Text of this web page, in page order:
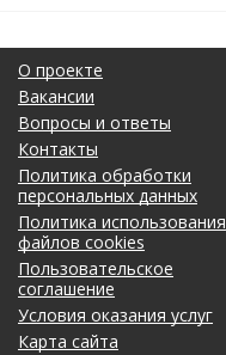
О проекте
Вакансии
Вопросы и ответы
Контакты
Политика обработки
персональных данных
Политика использования
файлов cookies
Пользовательское
соглашение
Условия оказания услуг
Карта сайта